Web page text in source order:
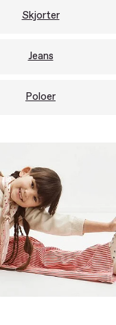
Skjorter
Jeans
Poloer